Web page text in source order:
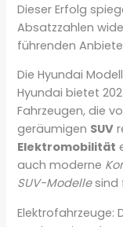
Dieser Erfolg
Absatzzahlen
führenden
Die Hyundai
Hyundai bietet
Fahrzeugen, die
geräumigen SUV
Elektromobilität
auch moderne
SUV-Modellesind
Elektrofahrzeuge: